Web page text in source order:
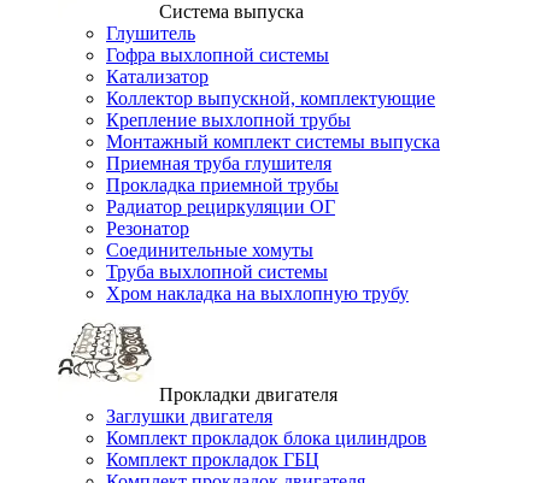
Система выпуска
Глушитель
Гофра выхлопной системы
Катализатор
Коллектор выпускной, комплектующие
Крепление выхлопной трубы
Монтажный комплект системы выпуска
Приемная труба глушителя
Прокладка приемной трубы
Радиатор рециркуляции ОГ
Резонатор
Соединительные хомуты
Труба выхлопной системы
Хром накладка на выхлопную трубу
Прокладки двигателя
Заглушки двигателя
Комплект прокладок блока цилиндров
Комплект прокладок ГБЦ